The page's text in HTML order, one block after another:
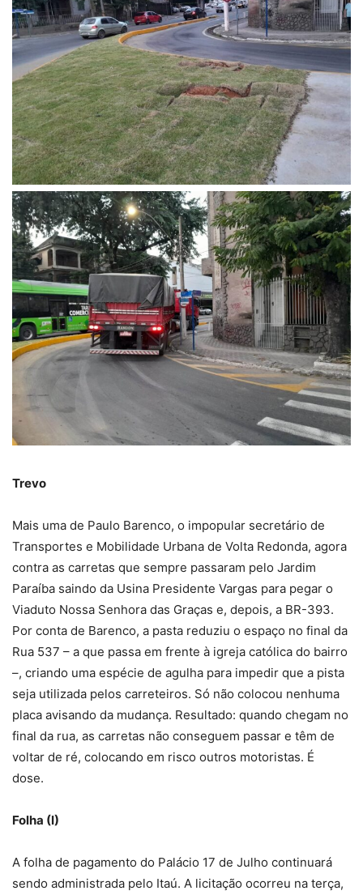
Trevo
Mais uma de Paulo Barenco, o impopular secretário de
Transportes e Mobilidade Urbana de Volta Redonda, agora
contra as carretas que sempre passaram pelo Jardim
Paraíba saindo da Usina Presidente Vargas para pegar o
Viaduto Nossa Senhora das Graças e, depois, a BR-393.
Por conta de Barenco, a pasta reduziu o espaço no final da
Rua 537 – a que passa em frente à igreja católica do bairro
–, criando uma espécie de agulha para impedir que a pista
seja utilizada pelos carreteiros. Só não colocou nenhuma
placa avisando da mudança. Resultado: quando chegam no
final da rua, as carretas não conseguem passar e têm de
voltar de ré, colocando em risco outros motoristas. É
dose.
Folha (I)
A folha de pagamento do Palácio 17 de Julho continuará
sendo administrada pelo Itaú. A licitação ocorreu na terça,